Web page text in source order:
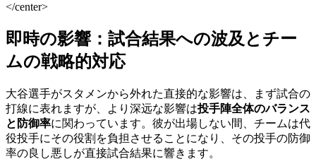
</center>
即時の影響：試合結果への波及とチー
ムの戦略的対応
大谷選手がスタメンから外れた直接的な影響は、まず試合の
打線に表れますが、より深远な影響は投手陣全体のバランス
と防御率に関わっています。彼が出場しない間、チームは代
役投手にその役割を負担させることになり、その投手の防御
率の良し悪しが直接試合結果に響きます。